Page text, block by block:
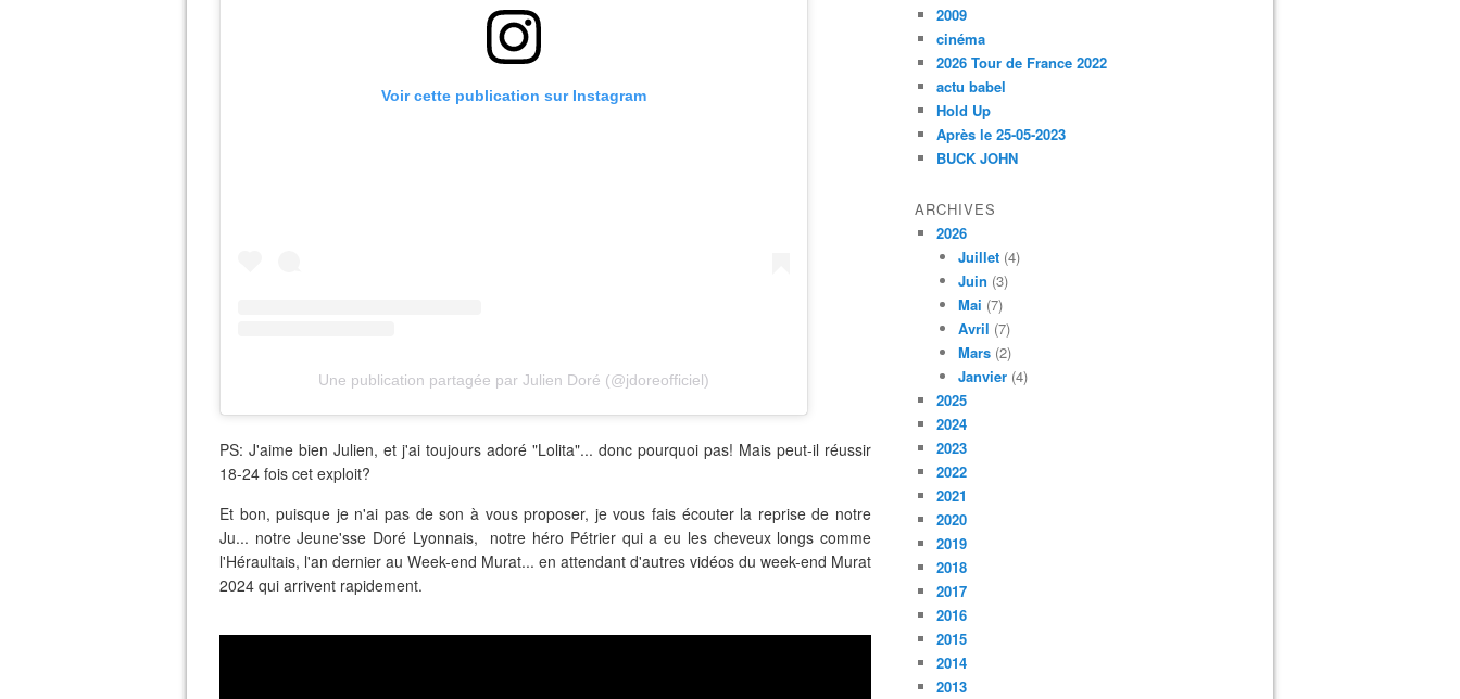
Voir cette publication sur Instagram
Une publication partagée par Julien Doré (@jdoreofficiel)
PS: J'aime bien Julien, et j'ai toujours adoré "Lolita"... donc pourquoi pas! Mais peut-il réussir
18-24 fois cet exploit?
Et bon, puisque je n'ai pas de son à vous proposer, je vous fais écouter la reprise de notre
Ju... notre Jeune'sse Doré Lyonnais, notre héro Pétrier qui a eu les cheveux longs comme
l'Héraultais, l'an dernier au Week-end Murat... en attendant d'autres vidéos du week-end Murat
2024 qui arrivent rapidement.
2009
cinéma
2026 Tour de France 2022
actu babel
Hold Up
Après le 25-05-2023
BUCK JOHN
ARCHIVES
2026
Juillet (4)
Juin (3)
Mai (7)
Avril (7)
Mars (2)
Janvier (4)
2025
2024
2023
2022
2021
2020
2019
2018
2017
2016
2015
2014
2013